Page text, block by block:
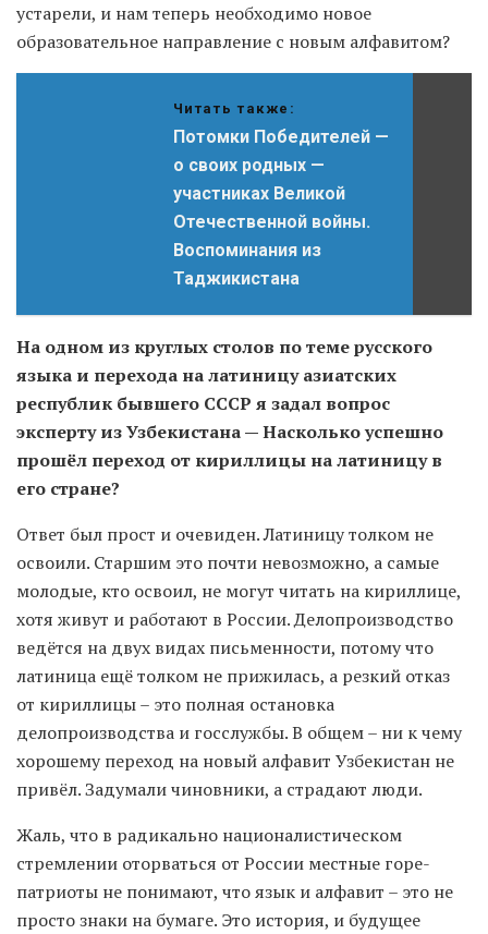
устарели, и нам теперь необходимо новое
образовательное направление с новым алфавитом?
Читать также:
Потомки Победителей —
о своих родных —
участниках Великой
Отечественной войны.
Воспоминания из
Таджикистана
На одном из круглых столов по теме русского
языка и перехода на латиницу азиатских
республик бывшего СССР я задал вопрос
эксперту из Узбекистана — Насколько успешно
прошёл переход от кириллицы на латиницу в
его стране?
Ответ был прост и очевиден. Латиницу толком не
освоили. Старшим это почти невозможно, а самые
молодые, кто освоил, не могут читать на кириллице,
хотя живут и работают в России. Делопроизводство
ведётся на двух видах письменности, потому что
латиница ещё толком не прижилась, а резкий отказ
от кириллицы – это полная остановка
делопроизводства и госслужбы. В общем – ни к чему
хорошему переход на новый алфавит Узбекистан не
привёл. Задумали чиновники, а страдают люди.
Жаль, что в радикально националистическом
стремлении оторваться от России местные горе-
патриоты не понимают, что язык и алфавит – это не
просто знаки на бумаге. Это история, и будущее